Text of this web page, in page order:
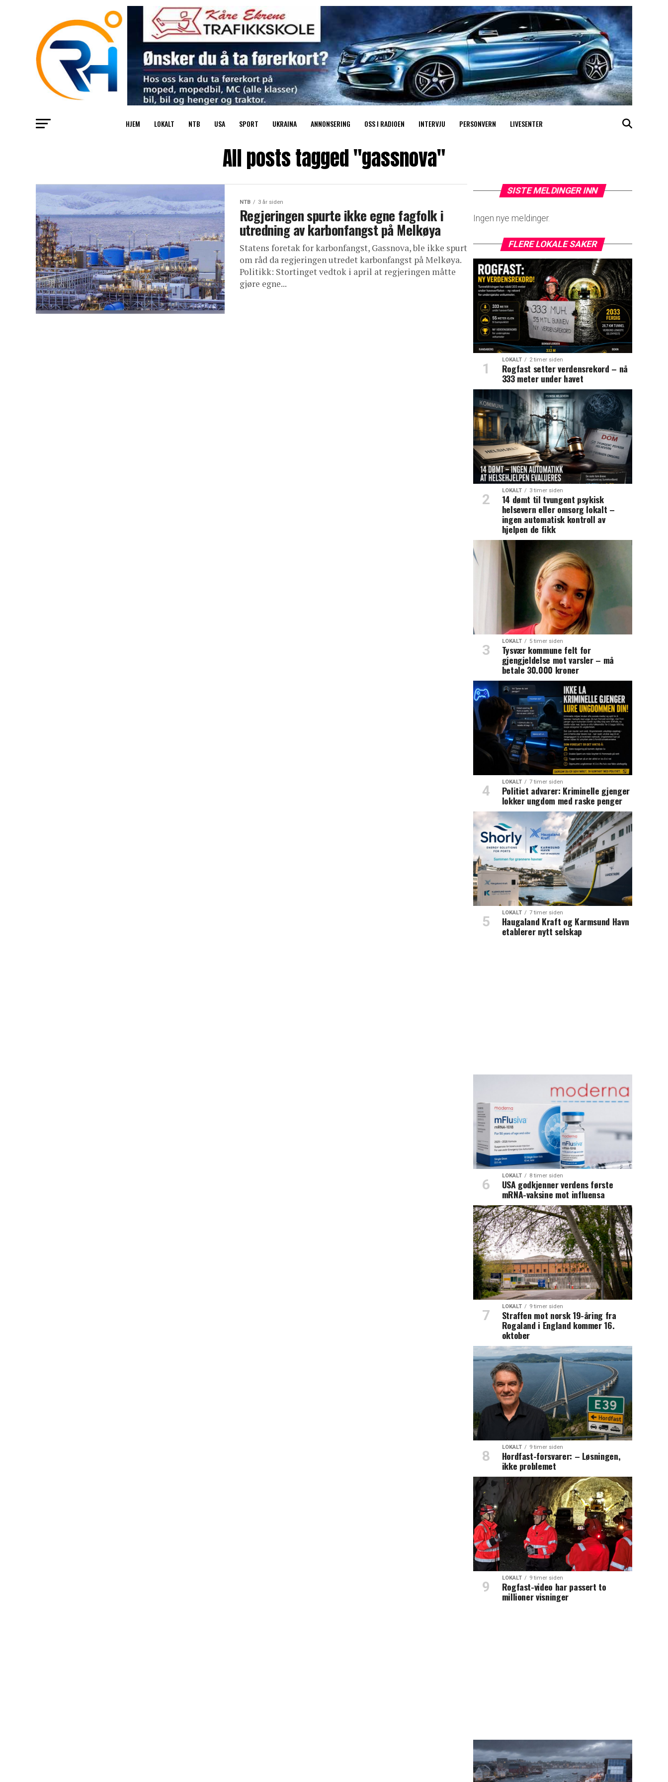
HJEM LOKALT NTB USA SPORT UKRAINA ANNONSERING OSS I RADIOEN INTERVJU PERSONVERN LIVESENTER
All posts tagged "gassnova"
NTB 3 år siden
Regjeringen spurte ikke egne fagfolk i
utredning av karbonfangst på Melkøya
Statens foretak for karbonfangst, Gassnova, ble ikke spurt
om råd da regjeringen utredet karbonfangst på Melkøya.
Politikk: Stortinget vedtok i april at regjeringen måtte
gjøre egne...
SISTE MELDINGER INN
Ingen nye meldinger.
FLERE LOKALE SAKER
LOKALT 2 timer siden
Rogfast setter verdensrekord – nå
333 meter under havet
LOKALT 3 timer siden
14 dømt til tvungent psykisk
helsevern eller omsorg lokalt –
ingen automatisk kontroll av
hjelpen de fikk
LOKALT 5 timer siden
Tysvær kommune felt for
gjengjeldelse mot varsler – må
betale 30.000 kroner
LOKALT 7 timer siden
Politiet advarer: Kriminelle gjenger
lokker ungdom med raske penger
LOKALT 7 timer siden
Haugaland Kraft og Karmsund Havn
etablerer nytt selskap
LOKALT 8 timer siden
USA godkjenner verdens første
mRNA-vaksine mot influensa
LOKALT 9 timer siden
Straffen mot norsk 19-åring fra
Rogaland i England kommer 16.
oktober
LOKALT 9 timer siden
Hordfast-forsvarer: – Løsningen,
ikke problemet
LOKALT 9 timer siden
Rogfast-video har passert to
millioner visninger